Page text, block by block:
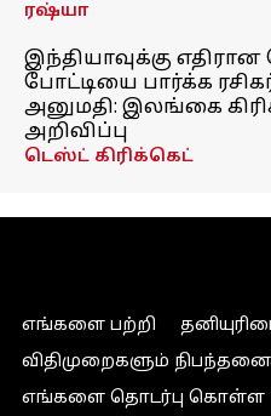
ரஷ்யா
இந்தியாவுக்கு
போட்டியை பார்க்க
அனுமதி: இலங்கை
அறிவிப்பு
டெஸ்ட் கிரிக்கெட்
எங்களை பற்றி
விதிமுறைகளும்
எங்களை தொடர்பு கொள்ள